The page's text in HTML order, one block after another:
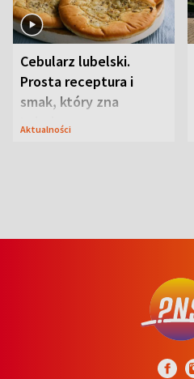
Cebularz lubelski.
Prosta receptura i
smak, który zna
Lubelszczyzna
Aktualności